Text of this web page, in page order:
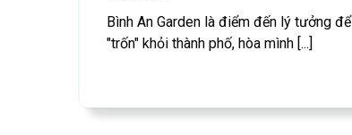
Bình An Garden là điểm đến lý tưởng để
"trốn" khỏi thành phố, hòa mình [...]